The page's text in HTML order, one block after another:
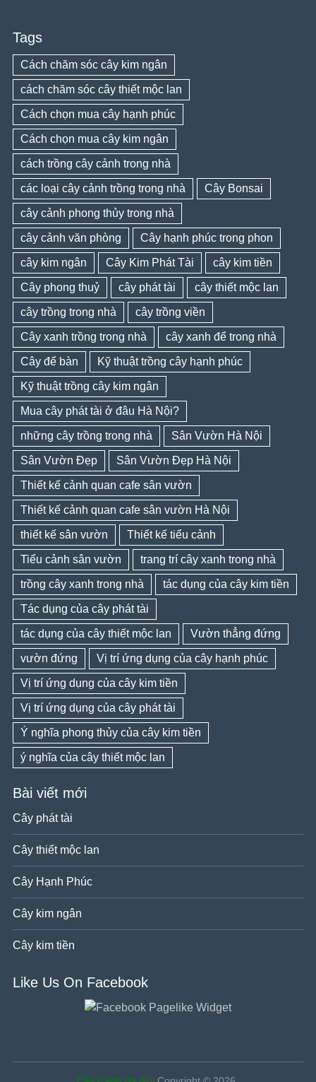
Tags
Cách chăm sóc cây kim ngân
cách chăm sóc cây thiết mộc lan
Cách chọn mua cây hạnh phúc
Cách chọn mua cây kim ngân
cách trồng cây cảnh trong nhà
các loại cây cảnh trồng trong nhà Cây Bonsai
cây cảnh phong thủy trong nhà
cây cảnh văn phòng Cây hạnh phúc trong phon
cây kim ngân Cây Kim Phát Tài cây kim tiền
Cây phong thuỷ cây phát tài cây thiết mộc lan
cây trồng trong nhà cây trồng viền
Cây xanh trồng trong nhà cây xanh để trong nhà
Cây để bàn Kỹ thuật trồng cây hạnh phúc
Kỹ thuật trồng cây kim ngân
Mua cây phát tài ở đâu Hà Nội?
những cây trồng trong nhà Sân Vườn Hà Nội
Sân Vườn Đẹp Sân Vườn Đẹp Hà Nội
Thiết kế cảnh quan cafe sân vườn
Thiết kế cảnh quan cafe sân vườn Hà Nội
thiết kế sân vườn Thiết kế tiểu cảnh
Tiểu cảnh sân vườn trang trí cây xanh trong nhà
trồng cây xanh trong nhà tác dụng của cây kim tiền
Tác dụng của cây phát tài
tác dụng của cây thiết mộc lan Vườn thẳng đứng
vườn đứng Vị trí ứng dụng của cây hạnh phúc
Vị trí ứng dụng của cây kim tiền
Vị trí ứng dụng của cây phát tài
Ý nghĩa phong thủy của cây kim tiền
ý nghĩa của cây thiết mộc lan
Bài viết mới
Cây phát tài
Cây thiết mộc lan
Cây Hạnh Phúc
Cây kim ngân
Cây kim tiền
Like Us On Facebook